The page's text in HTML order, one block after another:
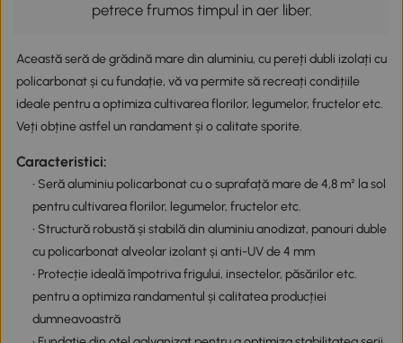
petrece frumos timpul in aer liber.
Această seră de grădină mare din aluminiu, cu pereți dubli izolați cu
policarbonat și cu fundație, vă va permite să recreați condițiile
ideale pentru a optimiza cultivarea florilor, legumelor, fructelor etc.
Veți obține astfel un randament și o calitate sporite.
Caracteristici:
• Seră aluminiu policarbonat cu o suprafață mare de 4,8 m² la sol
pentru cultivarea florilor, legumelor, fructelor etc.
• Structură robustă și stabilă din aluminiu anodizat, panouri duble
cu policarbonat alveolar izolant și anti-UV de 4 mm
• Protecție ideală împotriva frigului, insectelor, păsărilor etc.
pentru a optimiza randamentul și calitatea producției
dumneavoastră